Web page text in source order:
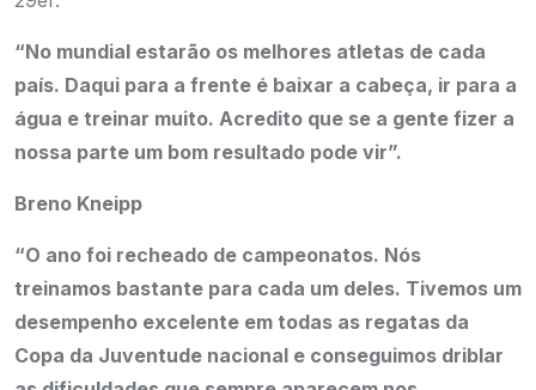
“No mundial estarão os melhores atletas de cada
país. Daqui para a frente é baixar a cabeça, ir para a
água e treinar muito. Acredito que se a gente fizer a
nossa parte um bom resultado pode vir”.
Breno Kneipp
“O ano foi recheado de campeonatos. Nós
treinamos bastante para cada um deles. Tivemos um
desempenho excelente em todas as regatas da
Copa da Juventude nacional e conseguimos driblar